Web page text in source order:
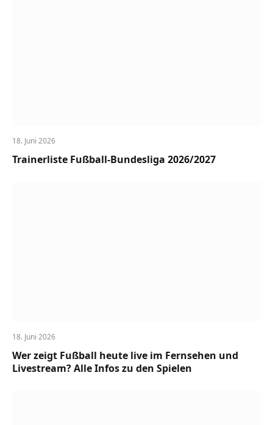
18. Juni 2026
Trainerliste Fußball-Bundesliga 2026/2027
18. Juni 2026
Wer zeigt Fußball heute live im Fernsehen und
Livestream? Alle Infos zu den Spielen